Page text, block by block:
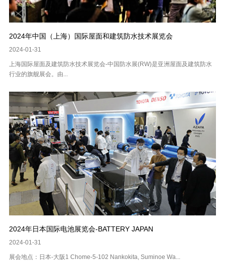
2024年中国（上海）国际屋面和建筑防水技术展览会
2024-01-31
上海国际屋面及建筑防水技术展览会-中国防水展(RW)是亚洲屋面及建筑防水
行业的旗舰展会。由...
2024年日本国际电池展览会-BATTERY JAPAN
2024-01-31
展会地点：日本-大阪1 Chome-5-102 Nankokita, Suminoe Wa...